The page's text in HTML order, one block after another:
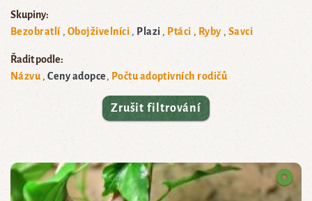
Skupiny:
Bezobratlí
Obojživelníci Plazi Ptáci Ryby Savci
Řadit podle:
Názvu
Ceny adopce Počtu adoptivních rodičů
Zrušit filtrování